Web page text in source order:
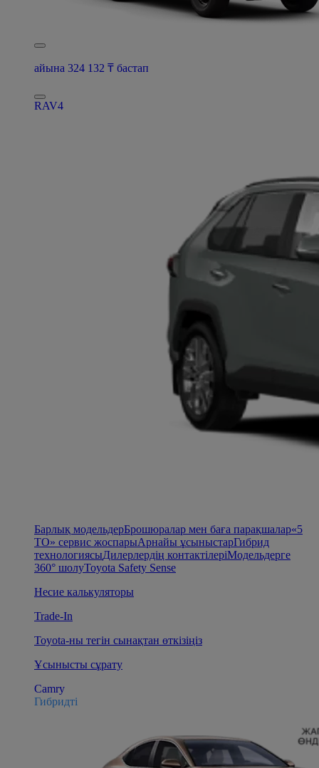
айына 324 132 ₸ бастап
RAV4
Барлық модельдерБрошюралар мен баға парақшалар«5
ТО» сервис жоспарыАрнайы ұсыныстарГибрид
технологиясыДилерлердің контактілеріМодельдерге
360° шолуToyota Safety Sense
Несие калькуляторы
Trade-In
Toyota-ны тегін сынақтан өткізіңіз
Ұсынысты сұрату
Camry
Гибридті